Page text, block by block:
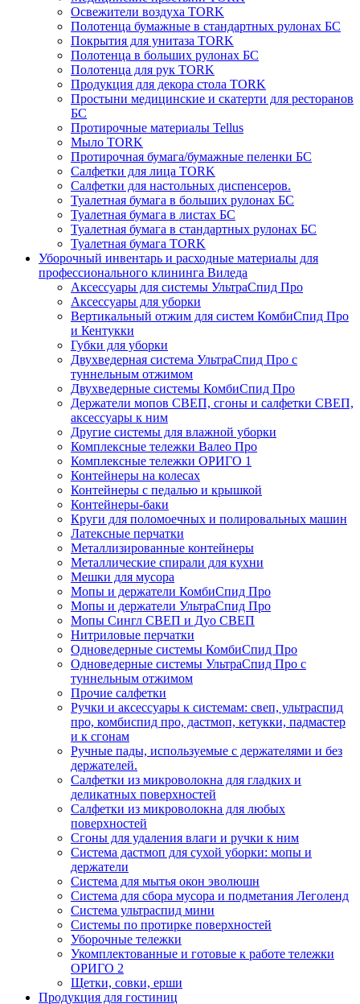
Освежители воздуха TORK
Полотенца бумажные в стандартных рулонах БС
Покрытия для унитаза TORK
Полотенца в больших рулонах БС
Полотенца для рук TORK
Продукция для декора стола TORK
Простыни медицинские и скатерти для ресторанов
БС
Протирочные материалы Tellus
Мыло TORK
Протирочная бумага/бумажные пеленки БС
Салфетки для лица TORK
Салфетки для настольных диспенсеров.
Туалетная бумага в больших рулонах БС
Туалетная бумага в листах БС
Туалетная бумага в стандартных рулонах БС
Туалетная бумага TORK
Уборочный инвентарь и расходные материалы для
профессионального клининга Виледа
Аксессуары для системы УльтраСпид Про
Аксессуары для уборки
Вертикальный отжим для систем КомбиСпид Про
и Кентукки
Губки для уборки
Двухведерная система УльтраСпид Про с
туннельным отжимом
Двухведерные системы КомбиСпид Про
Держатели мопов СВЕП, сгоны и салфетки СВЕП,
аксессуары к ним
Другие системы для влажной уборки
Комплексные тележки Валео Про
Комплексные тележки ОРИГО 1
Контейнеры на колесах
Контейнеры с педалью и крышкой
Контейнеры-баки
Круги для поломоечных и полировальных машин
Латексные перчатки
Металлизированные контейнеры
Металлические спирали для кухни
Мешки для мусора
Мопы и держатели КомбиСпид Про
Мопы и держатели УльтраСпид Про
Мопы Сингл СВЕП и Дуо СВЕП
Нитриловые перчатки
Одноведерные системы КомбиСпид Про
Одноведерные системы УльтраСпид Про с
туннельным отжимом
Прочие салфетки
Ручки и аксессуары к системам: свеп, ультраспид
про, комбиспид про, дастмоп, кетукки, падмастер
и к сгонам
Ручные пады, используемые с держателями и без
держателей.
Салфетки из микроволокна для гладких и
деликатных поверхностей
Салфетки из микроволокна для любых
поверхностей
Сгоны для удаления влаги и ручки к ним
Система дастмоп для сухой уборки: мопы и
держатели
Система для мытья окон эволюшн
Система для сбора мусора и подметания Леголенд
Система ультраспид мини
Системы по протирке поверхностей
Уборочные тележки
Укомплектованные и готовые к работе тележки
ОРИГО 2
Щетки, совки, ерши
Продукция для гостиниц